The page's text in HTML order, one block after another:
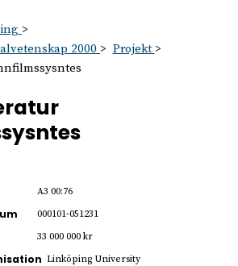
2000
Projekt
A3 00:76
000101-051231
33 000 000 kr
Linköping University